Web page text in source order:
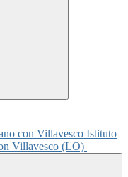
Istituto
Villavesco (LO)